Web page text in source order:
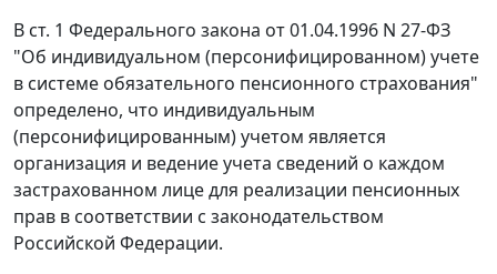
В ст. 1 Федерального закона от 01.04.1996 N 27-ФЗ
"Об индивидуальном (персонифицированном) учете
в системе обязательного пенсионного страхования"
определено, что индивидуальным
(персонифицированным) учетом является
организация и ведение учета сведений о каждом
застрахованном лице для реализации пенсионных
прав в соответствии с законодательством
Российской Федерации.